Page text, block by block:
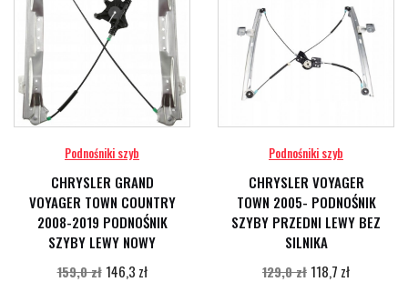
Podnośniki szyb
CHRYSLER GRAND
VOYAGER TOWN COUNTRY
2008-2019 PODNOŚNIK
SZYBY LEWY NOWY
159,0 zł 146,3 zł
Podnośniki szyb
CHRYSLER VOYAGER
TOWN 2005- PODNOŚNIK
SZYBY PRZEDNI LEWY BEZ
SILNIKA
129,0 zł 118,7 zł